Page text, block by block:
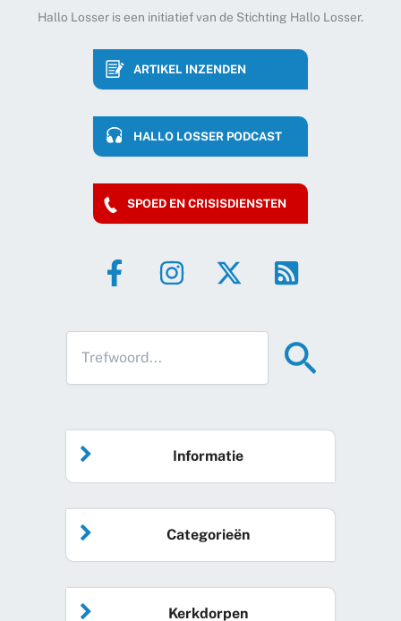
Hallo Losser is een initiatief van de Stichting Hallo Losser.
ARTIKEL INZENDEN
HALLO LOSSER PODCAST
SPOED EN CRISISDIENSTEN
Informatie
Home
Agenda
Categorieën
Algemeen nieuws
Kerkdorpen